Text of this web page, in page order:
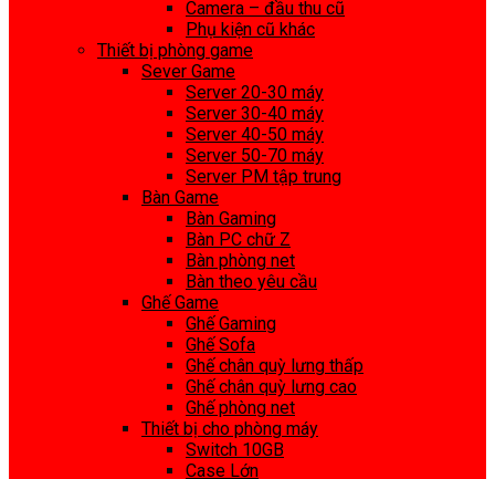
Camera – đầu thu cũ
Phụ kiện cũ khác
Thiết bị phòng game
Sever Game
Server 20-30 máy
Server 30-40 máy
Server 40-50 máy
Server 50-70 máy
Server PM tập trung
Bàn Game
Bàn Gaming
Bàn PC chữ Z
Bàn phòng net
Bàn theo yêu cầu
Ghế Game
Ghế Gaming
Ghế Sofa
Ghế chân quỳ lưng thấp
Ghế chân quỳ lưng cao
Ghế phòng net
Thiết bị cho phòng máy
Switch 10GB
Case Lớn